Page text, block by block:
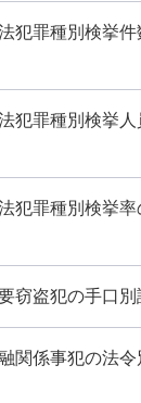
犯罪種別検挙件
犯罪種別検挙人
罪種別検挙率
窃盗犯の手口別
関係事犯の法令